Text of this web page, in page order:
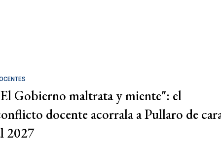
Gobierno maltrata y miente": el
docente acorrala a Pullaro de
2027